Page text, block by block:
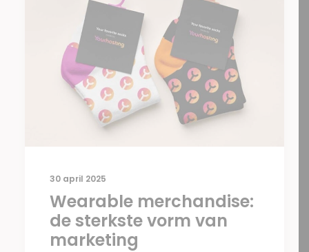
30 april 2025
Wearable merchandise:
de sterkste vorm van
marketing